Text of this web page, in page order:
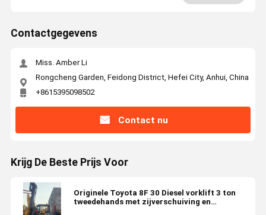
Contactgegevens
Miss. Amber Li
Rongcheng Garden, Feidong District, Hefei City, Anhui, China
+8615395098502
Contact nu
Krijg De Beste Prijs Voor
Originele Toyota 8F 30 Diesel vorklift 3 ton
tweedehands met zijverschuiving en